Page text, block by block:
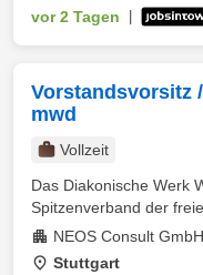
vor 2 Tagen
Vorstandsvorsitz
mwd
Vollzeit
Das Diakonische Werk
Spitzenverband der
NEOS Consult GmbH
Stuttgart